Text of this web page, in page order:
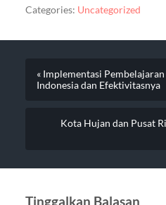
Categories: Uncategorized
« Implementasi
Indonesia dan Efektivitasnya
Kota Hujan dan Pusat
Tinggalkan Balasan